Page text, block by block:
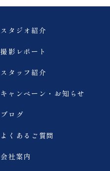
スタジオ紹介
撮影レポート
スタッフ紹介
キャンペーン・お知らせ
ブログ
よくあるご質問
会社案内